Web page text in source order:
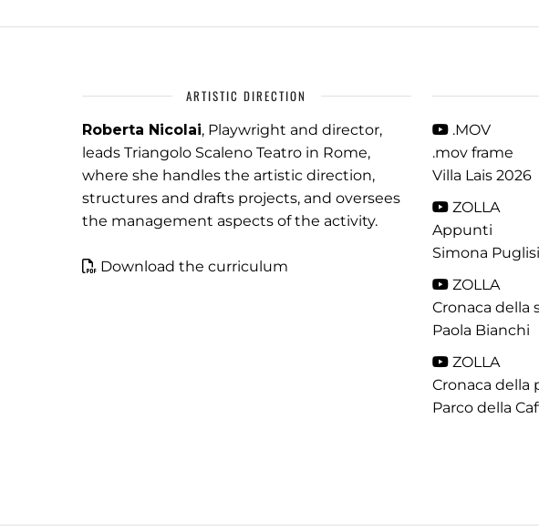
ARTISTIC DIRECTION
Roberta Nicolai, Playwright and director,
leads Triangolo Scaleno Teatro in Rome,
where she handles the artistic direction,
structures and drafts projects, and oversees
the management aspects of the activity.
Download the curriculum
.MOV
.mov frame
Villa Lais 2026
ZOLLA
Appunti
Simona Puglisi
ZOLLA
Cronaca della
Paola Bianchi
ZOLLA
Cronaca della
Parco della